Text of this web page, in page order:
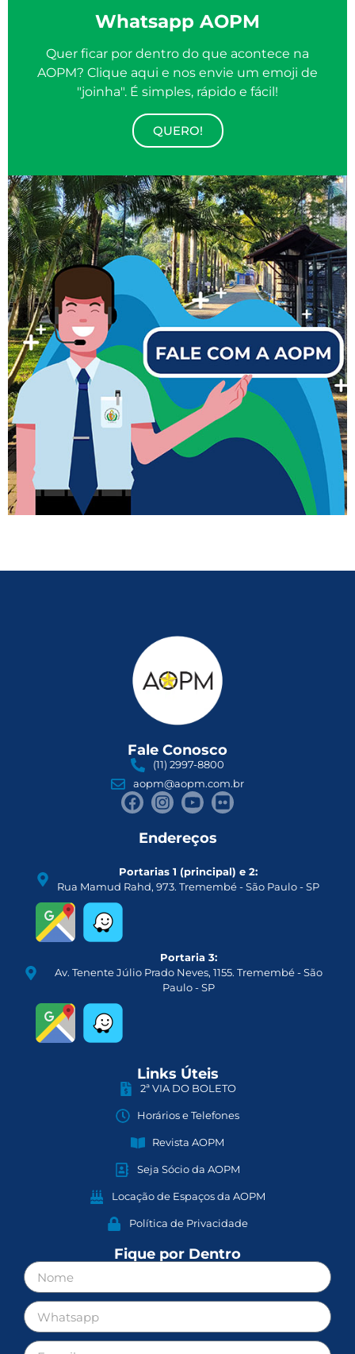
Whatsapp AOPM
Quer ficar por dentro do que acontece na
AOPM? Clique aqui e nos envie um emoji de
"joinha". É simples, rápido e fácil!
QUERO!
Fale Conosco
(11) 2997-8800
aopm@aopm.com.br
Endereços
Portarias 1 (principal) e 2:
Rua Mamud Rahd, 973. Tremembé - São Paulo - SP
Portaria 3:
Av. Tenente Júlio Prado Neves, 1155. Tremembé - São
Paulo - SP
Links Úteis
2ª VIA DO BOLETO
Horários e Telefones
Revista AOPM
Seja Sócio da AOPM
Locação de Espaços da AOPM
Política de Privacidade
Fique por Dentro